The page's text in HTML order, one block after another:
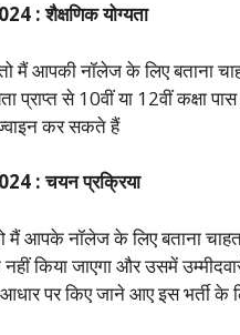
शैक्षणिक योग्यता
मैं आपकी नॉलेज के लिए बताना
प्राप्त से 10वीं या 12वीं कक्षा
कर सकते हैं
: चयन प्रक्रिया
मैं आपके नॉलेज के लिए बताना
किया जाएगा और उसमें
पर किए जाने आए इस भर्ती के